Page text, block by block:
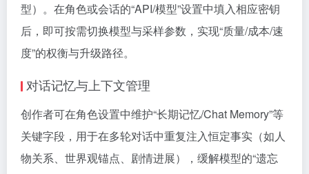
型）。在角色或会话的“API/模型”设置中填入相应密钥
后，即可按需切换模型与采样参数，实现“质量/成本/速
度”的权衡与升级路径。
对话记忆与上下文管理
创作者可在角色设置中维护“长期记忆/Chat Memory”等
关键字段，用于在多轮对话中重复注入恒定事实（如人
物关系、世界观锚点、剧情进展），缓解模型的“遗忘